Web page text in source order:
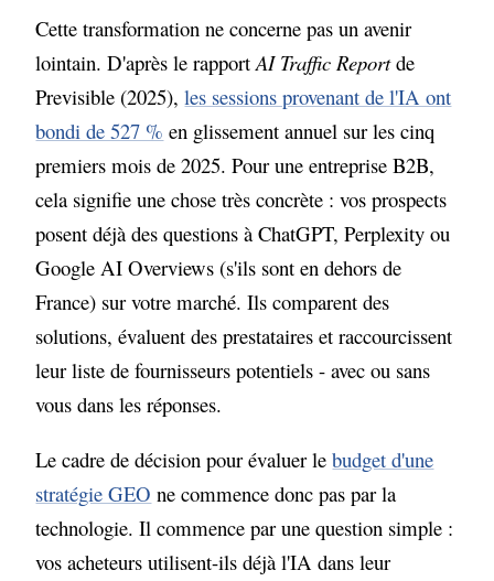
Cette transformation ne concerne pas un avenir
lointain. D'après le rapportAI Traffic Reportde
Previsible (2025),les sessions provenant de l'IA ont
bondi de 527 % en glissement annuel sur les cinq
premiers mois de 2025. Pour une entreprise B2B,
cela signifie une chose très concrète : vos prospects
posent déjà des questions à ChatGPT, Perplexity ou
Google AI Overviews (s'ils sont en dehors de
France) sur votre marché. Ils comparent des
solutions, évaluent des prestataires et raccourcissent
leur liste de fournisseurs potentiels - avec ou sans
vous dans les réponses.
Le cadre de décision pour évaluer lebudget d'une
stratégie GEO ne commence donc pas par la
technologie. Il commence par une question simple :
vos acheteurs utilisent-ils déjà l'IA dans leur